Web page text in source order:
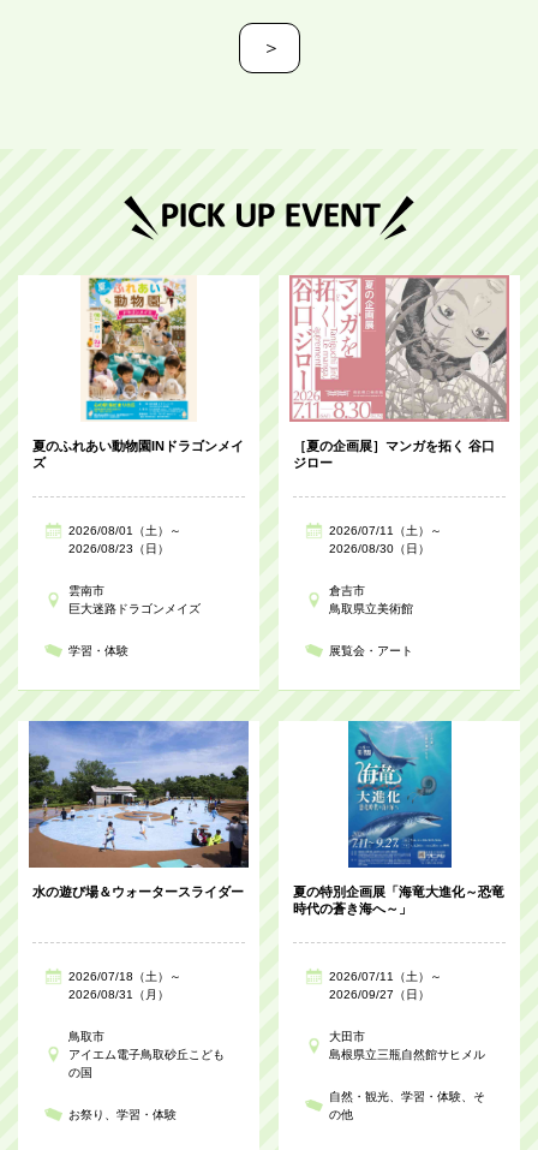
＞
夏のふれあい動物園INドラゴンメイ
ズ
2026/08/01（土）～
2026/08/23（日）
雲南市
巨大迷路ドラゴンメイズ
学習・体験
［夏の企画展］マンガを拓く 谷口
ジロー
2026/07/11（土）～
2026/08/30（日）
倉吉市
鳥取県立美術館
展覧会・アート
水の遊び場＆ウォータースライダー
2026/07/18（土）～
2026/08/31（月）
鳥取市
アイエム電子鳥取砂丘こども
の国
お祭り 学習・体験
夏の特別企画展「海竜大進化～恐竜
時代の蒼き海へ～」
2026/07/11（土）～
2026/09/27（日）
大田市
島根県立三瓶自然館サヒメル
自然・観光 学習・体験
そ
の他